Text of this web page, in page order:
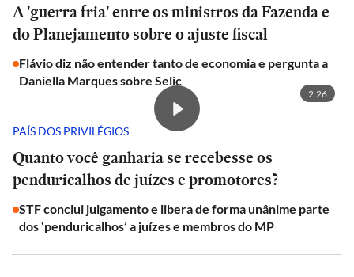
A 'guerra fria' entre os ministros da Fazenda e
do Planejamento sobre o ajuste fiscal
Flávio diz não entender tanto de economia e pergunta a
Daniella Marques sobre Selic
2:26
PAÍS DOS PRIVILÉGIOS
Quanto você ganharia se recebesse os
penduricalhos de juízes e promotores?
STF conclui julgamento e libera de forma unânime parte
dos ‘penduricalhos’ a juízes e membros do MP